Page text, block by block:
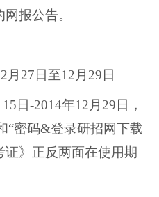
报公告。
27日至12月29日
-2014年12月29日，
“密码&登录研招网下载
》正反两面在使用期